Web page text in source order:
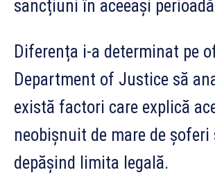
sancțiuni în aceeași
Diferența i-a determinat pe
Department of Justice să
există factori care explică
neobișnuit de mare de
depășind limita legală.